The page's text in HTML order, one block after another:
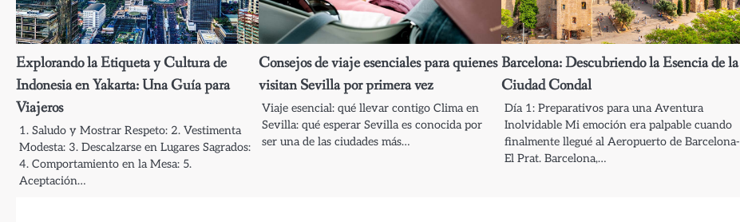
Explorando la Etiqueta y Cultura de
Indonesia en Yakarta: Una Guía para
Viajeros
1. Saludo y Mostrar Respeto: 2. Vestimenta
Modesta: 3. Descalzarse en Lugares Sagrados:
4. Comportamiento en la Mesa: 5.
Aceptación…
Consejos de viaje esenciales para quienes
visitan Sevilla por primera vez
Viaje esencial: qué llevar contigo Clima en
Sevilla: qué esperar Sevilla es conocida por
ser una de las ciudades más…
Barcelona: Descubriendo la Esencia de la
Ciudad Condal
Día 1: Preparativos para una Aventura
Inolvidable Mi emoción era palpable cuando
finalmente llegué al Aeropuerto de Barcelona-
El Prat. Barcelona,…